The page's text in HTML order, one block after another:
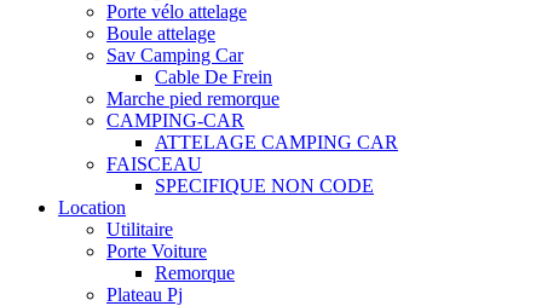
Porte vélo attelage
Boule attelage
Sav Camping Car
Cable De Frein
Marche pied remorque
CAMPING-CAR
ATTELAGE CAMPING CAR
FAISCEAU
SPECIFIQUE NON CODE
Location
Utilitaire
Porte Voiture
Remorque
Plateau Pj